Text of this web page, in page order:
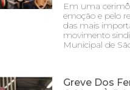
Em uma
emoção e pelo
das mais
movimento
Municipal de
Greve Dos